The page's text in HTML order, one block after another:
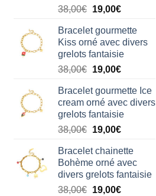
38,00€ Le
initial
était :
38,00€.
19,00€Le
actuel
est :
19,00€.
Bracelet gourmette
Kiss orné avec divers
grelots fantaisie
38,00€ Le
initial
était :
38,00€.
19,00€Le
actuel
est :
19,00€.
Bracelet gourmette Ice
cream orné avec divers
grelots fantaisie
38,00€ Le
initial
était :
38,00€.
19,00€Le
actuel
est :
19,00€.
Bracelet chainette
Bohème orné avec
divers grelots fantaisie
38,00€ Le
19,00€Le